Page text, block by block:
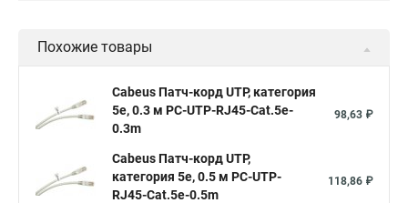
Похожие товары
Cabeus Патч-корд UTP, категория
5e, 0.3 м PC-UTP-RJ45-Cat.5e-
0.3m
98,63 ₽
Cabeus Патч-корд UTP,
категория 5e, 0.5 м PC-UTP-
RJ45-Cat.5e-0.5m
118,86 ₽